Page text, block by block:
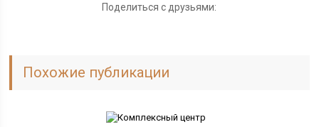
Поделиться с друзьями:
Похожие публикации